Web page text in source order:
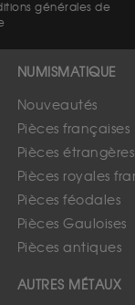
générales de
NUMISMATIQUE
Nouveautés
Pièces françaises
Pièces étrangères
Pièces royales
Pièces féodales
Pièces Gauloises
Pièces antiques
AUTRES MÉTAUX